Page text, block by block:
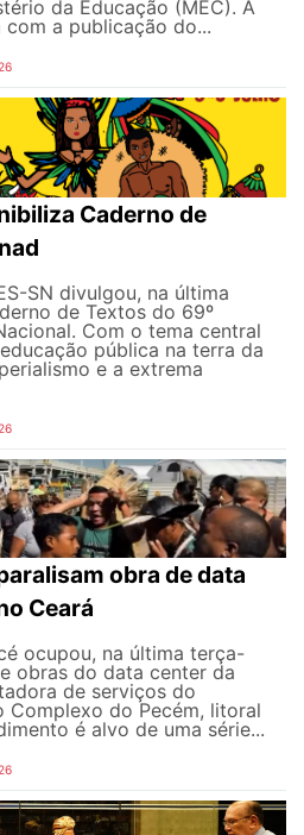
da Educação (MEC). A
a publicação do...
Caderno de
SN divulgou, na última
de Textos do 69º
Com o tema central
pública na terra da
e a extrema
obra de data
Ceará
ocupou, na última terça-
obras do data center da
de serviços do
Complexo do Pecém, litoral
é alvo de uma série...